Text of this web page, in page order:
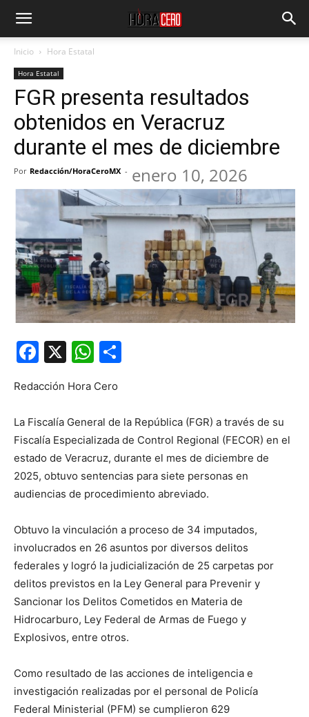
Inicio Hora Estatal
Hora Estatal
FGR presenta resultados
obtenidos en Veracruz
durante el mes de diciembre
Por Redacción/HoraCeroMX - enero 10, 2026
Facebook
X WhatsApp
Redacción Hora Cero
La Fiscalía General de la República (FGR) a través de su
Fiscalía Especializada de Control Regional (FECOR) en el
estado de Veracruz, durante el mes de diciembre de
2025, obtuvo sentencias para siete personas en
audiencias de procedimiento abreviado.
Obtuvo la vinculación a proceso de 34 imputados,
involucrados en 26 asuntos por diversos delitos
federales y logró la judicialización de 25 carpetas por
delitos previstos en la Ley General para Prevenir y
Sancionar los Delitos Cometidos en Materia de
Hidrocarburo, Ley Federal de Armas de Fuego y
Explosivos, entre otros.
Como resultado de las acciones de inteligencia e
investigación realizadas por el personal de Policía
Federal Ministerial (PFM) se cumplieron 629